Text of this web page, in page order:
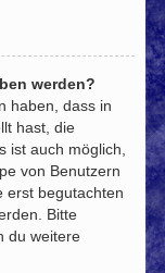
werden?
haben, dass in
hast, die
ist auch möglich,
von Benutzern
erst begutachten
Bitte
du weitere